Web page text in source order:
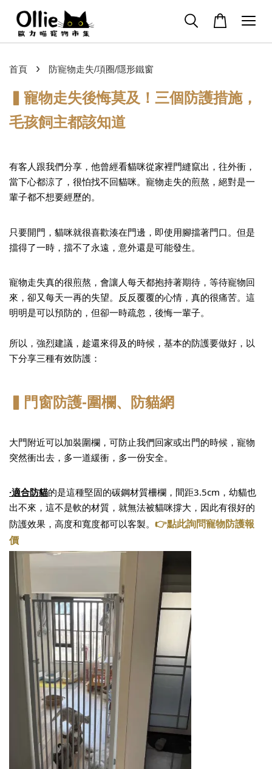
首頁 › 防寵物走失/項圈/隱形鐵窗
▍寵物走失後悔莫及！三個防護措施，
毛孩飼主都該知道
有客人跟我們分享，他曾經看貓咪從家裡門縫竄出，往外衝，
當下心都涼了，很怕找不回貓咪。寵物走失的煎熬，絕對是一
輩子都不想要經歷的。
只要開門，貓咪就很喜歡湊在門邊，即使用腳擋著門口。但是
擋得了一時，擋不了永遠，意外還是可能發生。
寵物走失真的很煎熬，會讓人每天都抱持著期待，等待寵物回
來，卻又每天一再的失望。反反覆覆的心情，真的很痛苦。這
明明是可以預防的，但卻一時疏忽，後悔一輩子。
所以，強烈建議，趁還來得及的時候，基本的防護要做好，以
下分享三種有效防護：
▍門窗防護-圍欄、防貓網
大門附近可以加裝圍欄，可防止我們回家或出門的時候，寵物
突然衝出去，多一道緩衝，多一份安全。
·適合防貓的是這種堅固的碳鋼材質柵欄，間距3.5cm，幼貓也
出不來，這不是軟的材質，就無法被貓咪撐大，因此有很好的
防護效果，高度和寬度都可以客製。 👉點此詢問寵物防護報
價